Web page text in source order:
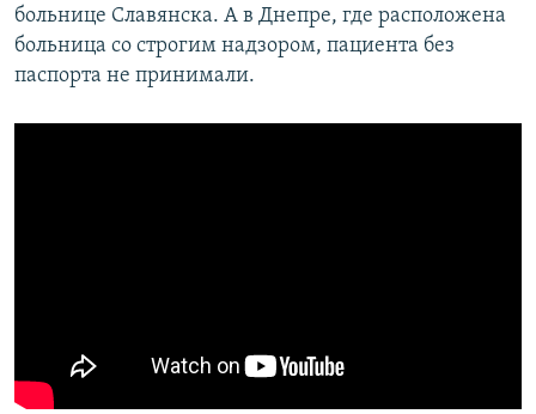
больнице Славянска. А в Днепре, где расположена
больница со строгим надзором, пациента без
паспорта не принимали.